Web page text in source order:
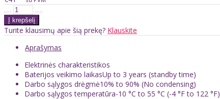
Turite klausimų apie šią prekę? Klauskite
Aprašymas
Elektrinės charakteristikos
Baterijos veikimo laikasUp to 3 years (standby time)
Darbo sąlygos drėgmė10% to 90% (No condensing)
Darbo sąlygos temperatūra-10 °C to 55 °C (-4 °F to 122 °F)